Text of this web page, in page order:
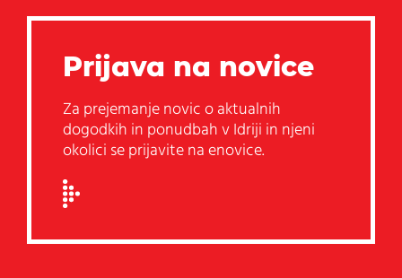
Prijava na novice
Za prejemanje novic o aktualnih
dogodkih in ponudbah v Idriji in njeni
okolici se prijavite na enovice.